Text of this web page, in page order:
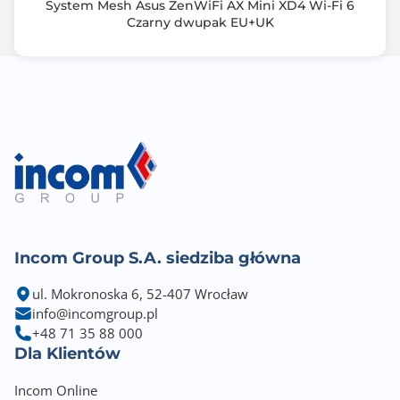
System Mesh Asus ZenWiFi AX Mini XD4 Wi-Fi 6
Czarny dwupak EU+UK
Incom Group S.A. siedziba główna
ul. Mokronoska 6, 52-407 Wrocław
info@incomgroup.pl
+48 71 35 88 000
Dla Klientów
Incom Online